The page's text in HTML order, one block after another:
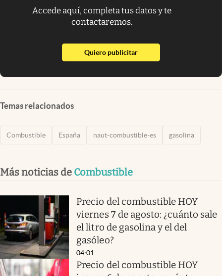
Accede aquí, completa tus datos y te
contactaremos.
Quiero publicitarabre en nueva pestaña
Temas relacionados
Combustible España naut-combustible-es gasolina
Más noticias de Combustible
Precio del combustible HOY
viernes 7 de agosto: ¿cuánto sale
el litro de gasolina y el del
gasóleo?
04:01
Precio del combustible HOY